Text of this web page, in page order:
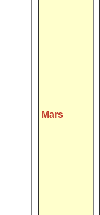
Mars